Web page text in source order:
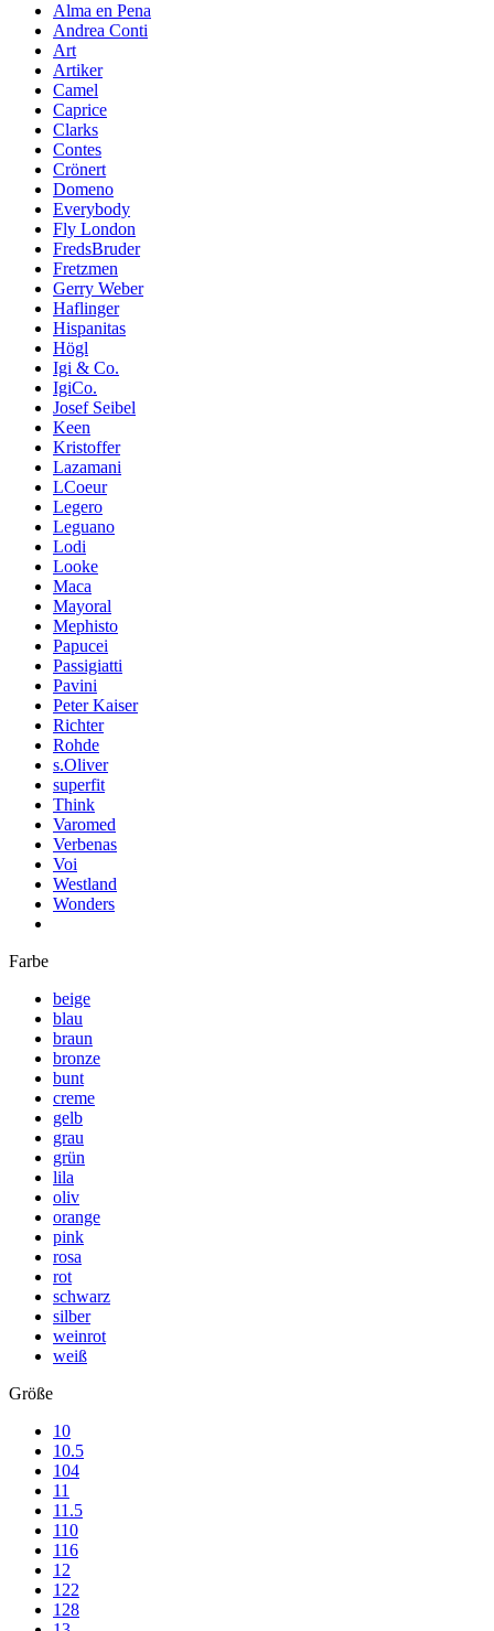
Alma en Pena
Andrea Conti
Art
Artiker
Camel
Caprice
Clarks
Contes
Crönert
Domeno
Everybody
Fly London
FredsBruder
Fretzmen
Gerry Weber
Haflinger
Hispanitas
Högl
Igi & Co.
IgiCo.
Josef Seibel
Keen
Kristoffer
Lazamani
LCoeur
Legero
Leguano
Lodi
Looke
Maca
Mayoral
Mephisto
Papucei
Passigiatti
Pavini
Peter Kaiser
Richter
Rohde
s.Oliver
superfit
Think
Varomed
Verbenas
Voi
Westland
Wonders
Farbe
beige
blau
braun
bronze
bunt
creme
gelb
grau
grün
lila
oliv
orange
pink
rosa
rot
schwarz
silber
weinrot
weiß
Größe
10
10.5
104
11
11.5
110
116
12
122
128